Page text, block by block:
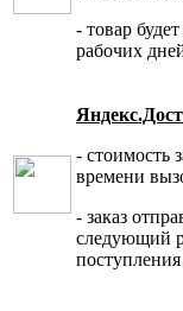
- товар
рабочих
- стоимость
времени
- заказ
следующий